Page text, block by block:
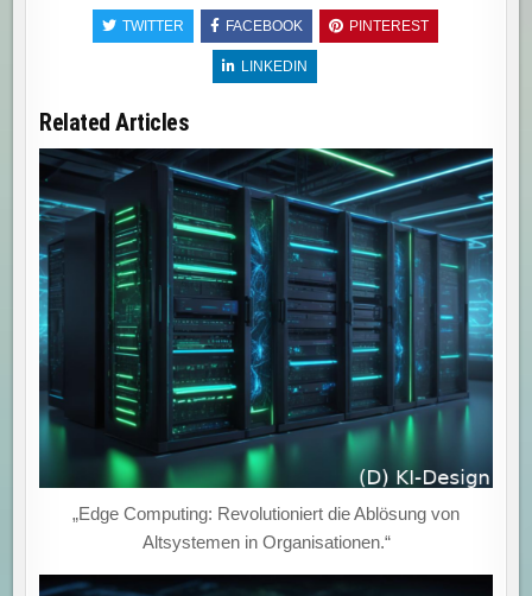
TWITTER FACEBOOK PINTEREST
LINKEDIN
Related Articles
„Edge Computing: Revolutioniert die Ablösung von
Altsystemen in Organisationen.“